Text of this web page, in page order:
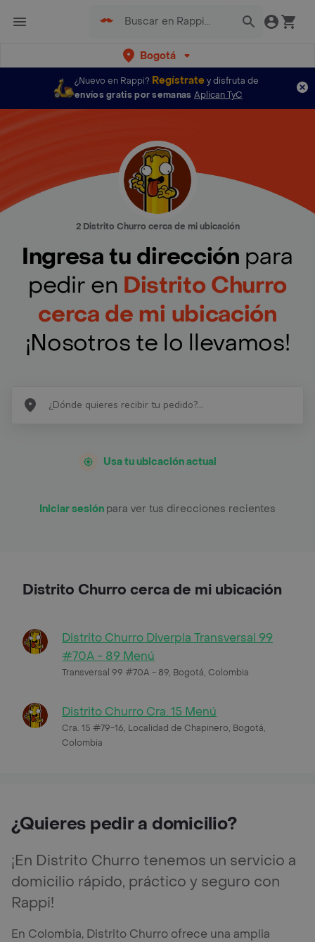
Bogotá
¿Nuevo en Rappi? Regístratey disfruta de
envíos gratis por semanas Aplican TyC
2 Distrito Churro cerca de mi ubicación
Ingresa tu dirección para
pedir en Distrito Churro
cerca de mi ubicación
¡Nosotros te lo llevamos!
Usa tu ubicación actual
Iniciar sesión para ver tus direcciones recientes
Distrito Churro cerca de mi ubicación
Distrito Churro Diverpla Transversal 99
#70A - 89 Menú
Transversal 99 #70A - 89, Bogotá, Colombia
Distrito Churro Cra. 15 Menú
Cra. 15 #79-16, Localidad de Chapinero, Bogotá,
Colombia
¿Quieres pedir a domicilio?
¡En Distrito Churro tenemos un servicio a
domicilio rápido, práctico y seguro con
Rappi!
En Colombia, Distrito Churro ofrece una amplia